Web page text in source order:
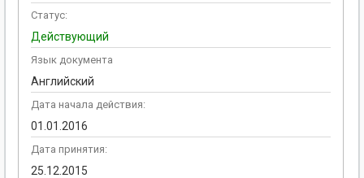
Статус:
Действующий
Язык документа
Английский
Дата начала действия:
01.01.2016
Дата принятия:
25.12.2015